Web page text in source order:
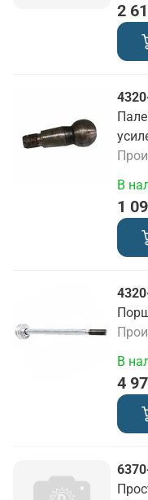
2
1
В
4
В